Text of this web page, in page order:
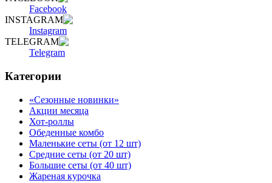
Facebook
INSTAGRAM
Instagram
TELEGRAM
Telegram
Категории
«Сезонные новинки»
Акции месяца
Хот-роллы
Обеденные комбо
Маленькие сеты (от 12 шт)
Средние сеты (от 20 шт)
Большие сеты (от 40 шт)
Жареная курочка